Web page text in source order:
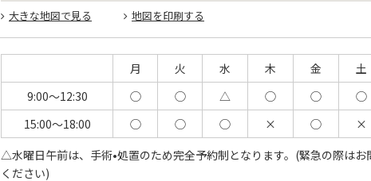
大きな地図で見る 地図を印刷する
月 火 水 木 金 土
9:00～12:30
◯ ◯ △ ◯ ◯ ◯
15:00～18:00
◯ ◯ ◯ × ◯ ×
△水曜日午前は、手術•処置のため完全予約制となります。(緊急の際はお
ください)